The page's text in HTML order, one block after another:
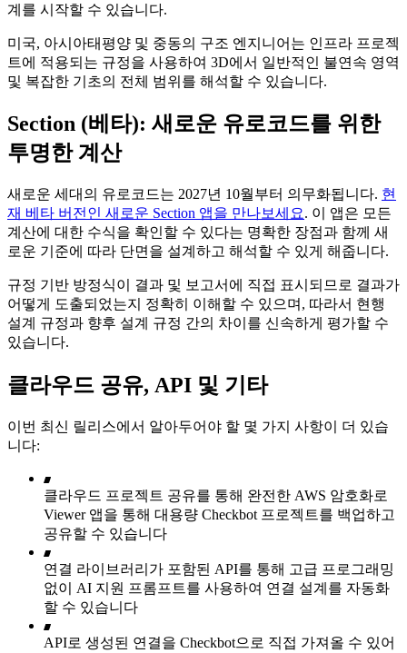
계를 시작할 수 있습니다.
미국, 아시아태평양 및 중동의 구조 엔지니어는 인프라 프로젝
트에 적용되는 규정을 사용하여 3D에서 일반적인 불연속 영역
및 복잡한 기초의 전체 범위를 해석할 수 있습니다.
Section (베타): 새로운 유로코드를 위한
투명한 계산
새로운 세대의 유로코드는 2027년 10월부터 의무화됩니다. 현
재 베타 버전인 새로운 Section 앱을 만나보세요. 이 앱은 모든
계산에 대한 수식을 확인할 수 있다는 명확한 장점과 함께 새
로운 기준에 따라 단면을 설계하고 해석할 수 있게 해줍니다.
규정 기반 방정식이 결과 및 보고서에 직접 표시되므로 결과가
어떻게 도출되었는지 정확히 이해할 수 있으며, 따라서 현행
설계 규정과 향후 설계 규정 간의 차이를 신속하게 평가할 수
있습니다.
클라우드 공유, API 및 기타
이번 최신 릴리스에서 알아두어야 할 몇 가지 사항이 더 있습
니다:
클라우드 프로젝트 공유를 통해 완전한 AWS 암호화로
Viewer 앱을 통해 대용량 Checkbot 프로젝트를 백업하고
공유할 수 있습니다
연결 라이브러리가 포함된 API를 통해 고급 프로그래밍
없이 AI 지원 프롬프트를 사용하여 연결 설계를 자동화
할 수 있습니다
API로 생성된 연결을 Checkbot으로 직접 가져올 수 있어